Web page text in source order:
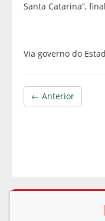
Santa Catarina”,
Via governo do
← Anterior